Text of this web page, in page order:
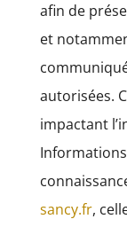
afin de
et
autorisées.
impactant
sancy.fr,